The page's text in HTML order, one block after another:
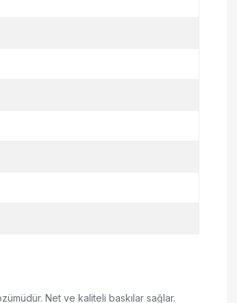
Net ve kaliteli baskılar sağlar.